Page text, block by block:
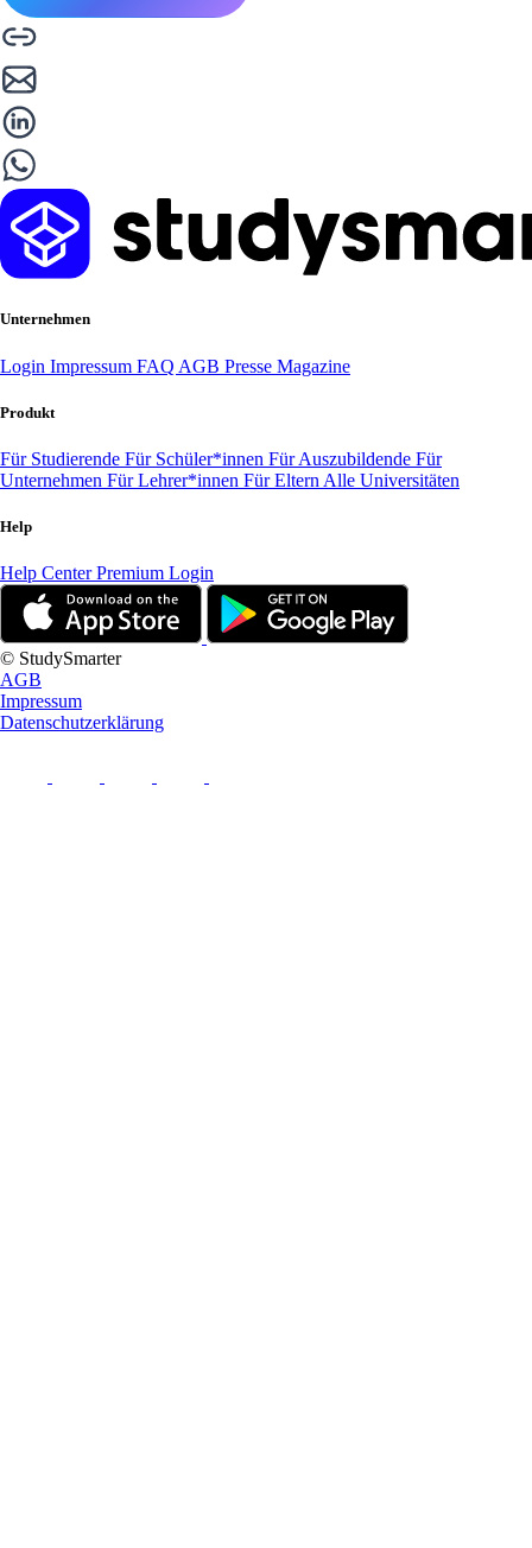
Unternehmen
Login Impressum FAQ AGB Presse Magazine
Produkt
Für Studierende Für Schüler*innen Für Auszubildende Für
Unternehmen Für Lehrer*innen Für Eltern Alle Universitäten
Help
Help CenterPremium Login
© StudySmarter
AGB
Impressum
Datenschutzerklärung